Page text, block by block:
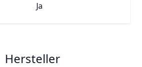
Ja
Hersteller